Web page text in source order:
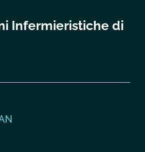
Infermieristiche di